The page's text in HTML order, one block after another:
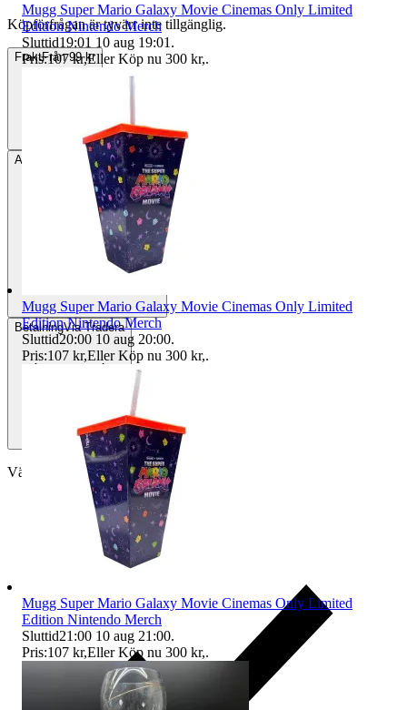
Köpförfrågan är tyvärr inte tillgänglig.
FraktFrån 99 kr
Avhämtning Taberg, Sverige
BetalningVia Tradera
Välj till köparskydd
Mugg Super Mario Galaxy Movie Cinemas Only Limited
Edition Nintendo Merch
Sluttid19:01 10 aug 19:01 .
Pris:107 kr,Eller Köp nu 300 kr,.
Mugg Super Mario Galaxy Movie Cinemas Only Limited
Edition Nintendo Merch
Sluttid20:00 10 aug 20:00.
Pris:107 kr,Eller Köp nu 300 kr,.
Mugg Super Mario Galaxy Movie Cinemas Only Limited
Edition Nintendo Merch
Sluttid21:00 10 aug 21:00.
Pris:107 kr,Eller Köp nu 300 kr,.